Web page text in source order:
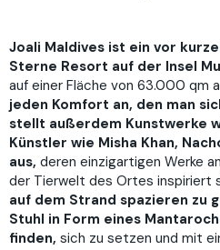
Joali Maldives ist ein vor
Sterne Resort auf der Insel
auf einer Fläche von 63.000 qm
jeden Komfort an, den man
stellt außerdem Kunstwerke
Künstler wie Misha Khan,
aus, deren einzigartigen Werke
der Tierwelt des Ortes inspiriert
auf dem Strand spazieren zu
Stuhl in Form eines
finden, sich zu setzen und mit